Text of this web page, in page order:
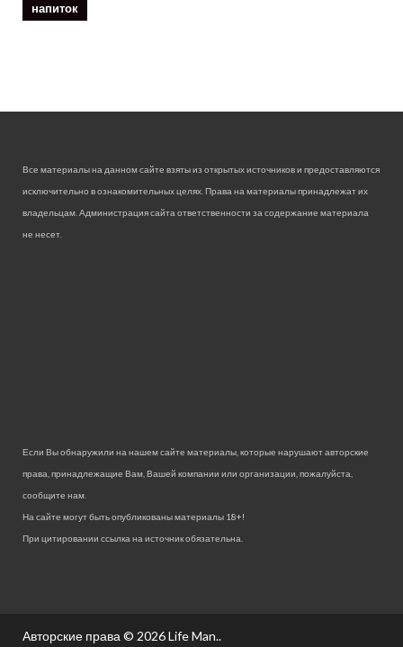
напиток
Все материалы на данном сайте взяты из открытых источников и предоставляются
исключительно в ознакомительных целях. Права на материалы принадлежат их
владельцам. Администрация сайта ответственности за содержание материала
не несет.
Если Вы обнаружили на нашем сайте материалы, которые нарушают авторские
права, принадлежащие Вам, Вашей компании или организации, пожалуйста,
сообщите нам.
На сайте могут быть опубликованы материалы 18+!
При цитировании ссылка на источник обязательна.
Авторские права © 2026Life Man..